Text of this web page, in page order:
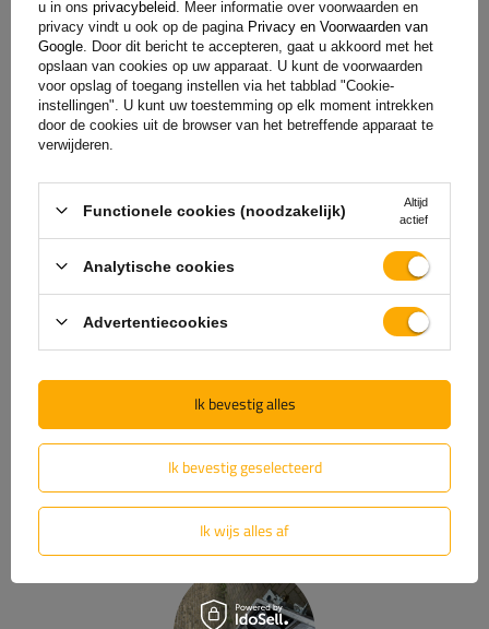
Aantal gedeelde oordelen: 4
Voeg uw beoordeling toe
Toon alleen beoordelingen bevestigd door een aankoop
5
(3)
4
(1)
1
(0)
Klik op een beoordeling om feedbacks te filteren
u in ons privacybeleid . Meer informatie over voorwaarden en
privacy vindt u ook op de pagina Privacy en Voorwaarden van
Google . Door dit bericht te accepteren, gaat u akkoord met het
opslaan van cookies op uw apparaat. U kunt de voorwaarden
voor opslag of toegang instellen via het tabblad "Cookie-
instellingen". U kunt uw toestemming op elk moment intrekken
door de cookies uit de browser van het betreffende apparaat te
verwijderen.
Functionele cookies (noodzakelijk)
Altijd
actief
Analytische cookies
Advertentiecookies
Ik bevestig geselecteerd
Ik wijs alles af
Ik bevestig alles